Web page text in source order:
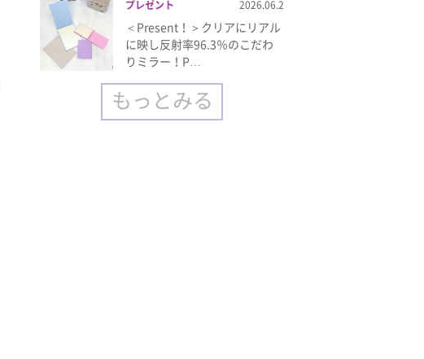
プレゼント 2026.06.2
＜Present！＞クリアにリアル
に映し反射率96.3％のこだわ
りミラー！P…
もっとみる